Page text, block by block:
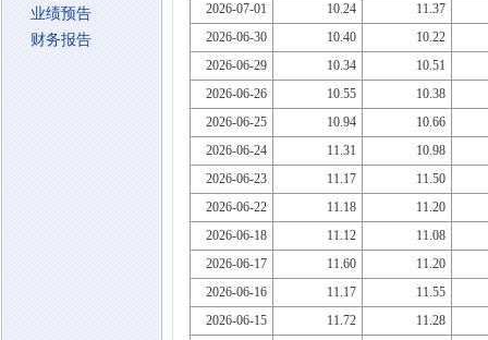
业绩预告
财务报告
2026-07-01
10.24
11.37
2026-06-30
10.40
10.22
2026-06-29
10.34
10.51
2026-06-26
10.55
10.38
2026-06-25
10.94
10.66
2026-06-24
11.31
10.98
2026-06-23
11.17
11.50
2026-06-22
11.18
11.20
2026-06-18
11.12
11.08
2026-06-17
11.60
11.20
2026-06-16
11.17
11.55
2026-06-15
11.72
11.28